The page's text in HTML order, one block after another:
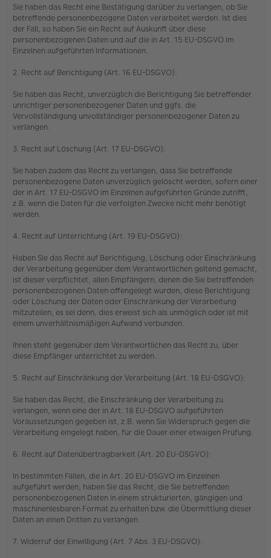
Sie haben das Recht eine Bestätigung darüber zu verlangen, ob Sie
betreffende personenbezogene Daten verarbeitet werden. Ist dies
der Fall, so haben Sie ein Recht auf Auskunft über diese
personenbezogenen Daten und auf die in Art. 15 EU-DSGVO im
Einzelnen aufgeführten Informationen.
2. Recht auf Berichtigung (Art. 16 EU-DSGVO):
Sie haben das Recht, unverzüglich die Berichtigung Sie betreffender
unrichtiger personenbezogener Daten und ggfs. die
Vervollständigung unvollständiger personenbezogener Daten zu
verlangen.
3. Recht auf Löschung (Art. 17 EU-DSGVO):
Sie haben zudem das Recht zu verlangen, dass Sie betreffende
personenbezogene Daten unverzüglich gelöscht werden, sofern einer
der in Art. 17 EU-DSGVO im Einzelnen aufgeführten Gründe zutrifft,
z.B. wenn die Daten für die verfolgten Zwecke nicht mehr benötigt
werden.
4. Recht auf Unterrichtung (Art. 19 EU-DSGVO):
Haben Sie das Recht auf Berichtigung, Löschung oder Einschränkung
der Verarbeitung gegenüber dem Verantwortlichen geltend gemacht,
ist dieser verpflichtet, allen Empfängern, denen die Sie betreffenden
personenbezogenen Daten offengelegt wurden, diese Berichtigung
oder Löschung der Daten oder Einschränkung der Verarbeitung
mitzuteilen, es sei denn, dies erweist sich als unmöglich oder ist mit
einem unverhältnismäßigen Aufwand verbunden.
Ihnen steht gegenüber dem Verantwortlichen das Recht zu, über
diese Empfänger unterrichtet zu werden.
5. Recht auf Einschränkung der Verarbeitung (Art. 18 EU-DSGVO):
Sie haben das Recht, die Einschränkung der Verarbeitung zu
verlangen, wenn eine der in Art. 18 EU-DSGVO aufgeführten
Voraussetzungen gegeben ist, z.B. wenn Sie Widerspruch gegen die
Verarbeitung eingelegt haben, für die Dauer einer etwaigen Prüfung.
6. Recht auf Datenübertragbarkeit (Art. 20 EU-DSGVO):
In bestimmten Fällen, die in Art. 20 EU-DSGVO im Einzelnen
aufgeführt werden, haben Sie das Recht, die Sie betreffenden
personenbezogenen Daten in einem strukturierten, gängigen und
maschinenlesbaren Format zu erhalten bzw. die Übermittlung dieser
Daten an einen Dritten zu verlangen.
7. Widerruf der Einwilligung (Art. 7 Abs. 3 EU-DSGVO):